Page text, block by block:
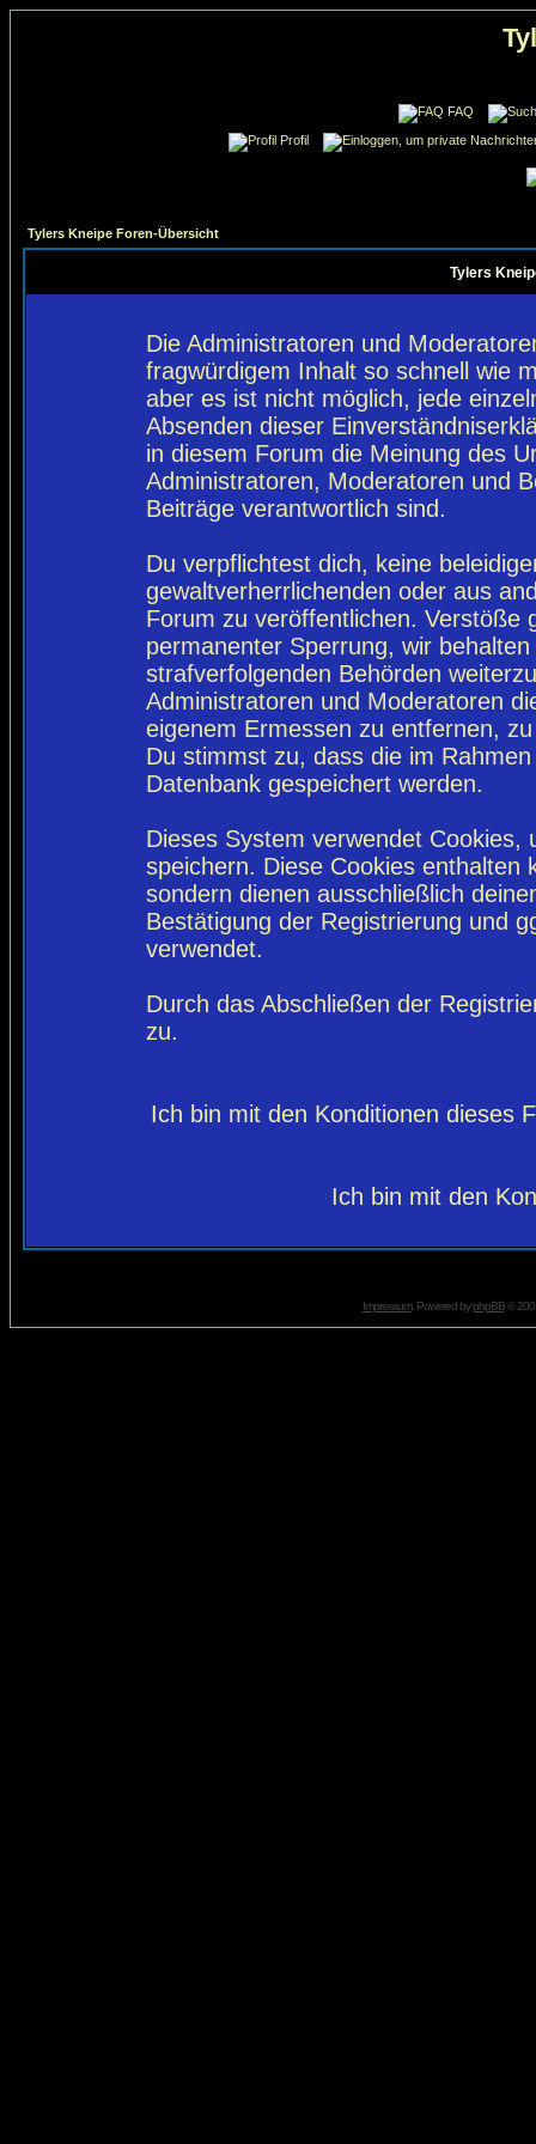
FAQ
Profil
Tylers Kneipe Foren-Übersicht
Tylers
Die Administratoren und
fragwürdigem Inhalt so schnell wie
aber es ist nicht möglich, jede
Absenden dieser
in diesem Forum die Meinung des
Administratoren, Moderatoren und
Beiträge verantwortlich sind.
Du verpflichtest dich, keine
gewaltverherrlichenden oder aus
Forum zu veröffentlichen. Verstöße
permanenter Sperrung, wir
strafverfolgenden Behörden
Administratoren und Moderatoren
eigenem Ermessen zu entfernen,
Du stimmst zu, dass die im
Datenbank gespeichert werden.
Dieses System verwendet
speichern. Diese Cookies enthalten
sondern dienen ausschließlich
Bestätigung der Registrierung und
verwendet.
Durch das Abschließen der
zu.
Ich bin mit den Konditionen dieses
Ich bin mit den
Impressum. Powered byphpBB©